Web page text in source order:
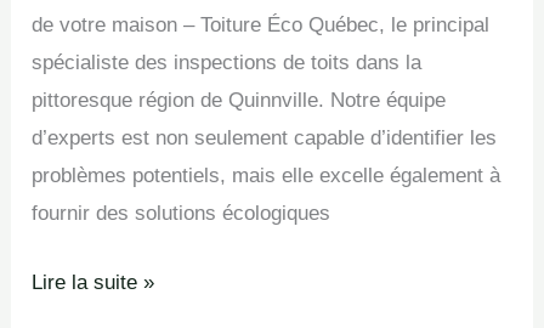
de votre maison – Toiture Éco Québec, le principal
spécialiste des inspections de toits dans la
pittoresque région de Quinnville. Notre équipe
d’experts est non seulement capable d’identifier les
problèmes potentiels, mais elle excelle également à
fournir des solutions écologiques
Lire la suite »